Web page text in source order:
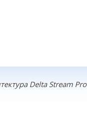
Delta Stream